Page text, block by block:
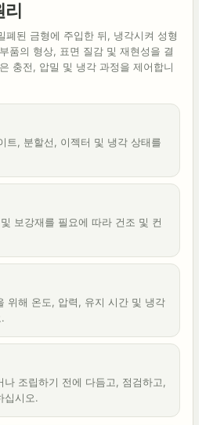
폐된 금형에 주입한 뒤, 냉각시켜 성형
품의 형상, 표면 질감 및 재현성을 결
충전, 압밀 및 냉각 과정을 제어합니
트, 분할선, 이젝터 및 냉각 상태를
보강재를 필요에 따라 건조 및 컨
위해 온도, 압력, 유지 시간 및 냉각
나 조립하기 전에 다듬고, 점검하고,
십시오.